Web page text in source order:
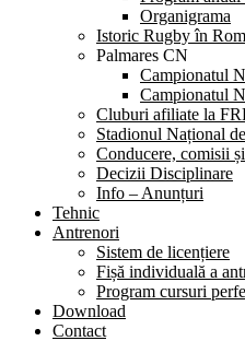
Organigrama
Istoric Rugby în
Palmares CN
Campionatul
Campionatul
Cluburi afiliate la
Stadionul Național
Conducere, comisii
Decizii Disciplinare
Info – Anunțuri
Tehnic
Antrenori
Sistem de licențiere
Fișă individuală a
Program cursuri
Download
Contact